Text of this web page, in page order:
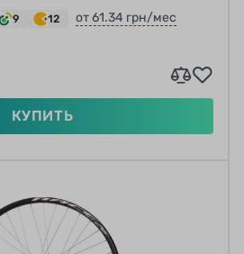
9 12 от 61.34 грн/мес
КУПИТЬ